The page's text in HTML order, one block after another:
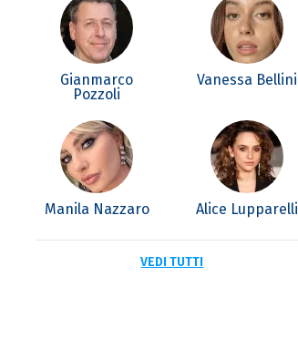
Gianmarco
Pozzoli
Vanessa Bellini
Manila Nazzaro Alice Lupparelli
VEDI TUTTI